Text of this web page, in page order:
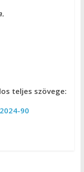
teljes szövege:
90